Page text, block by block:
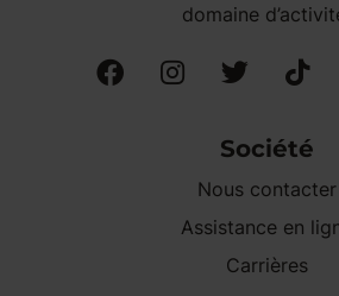
domaine
Société
Nous contacter
Assistance en
Carrières